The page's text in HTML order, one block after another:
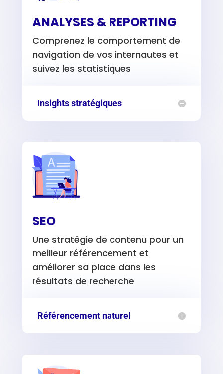
ANALYSES & REPORTING
Comprenez le comportement de
navigation de vos internautes et
suivez les statistiques
Insights stratégiques
SEO
Une stratégie de contenu pour un
meilleur référencement et
améliorer sa place dans les
résultats de recherche
Référencement naturel